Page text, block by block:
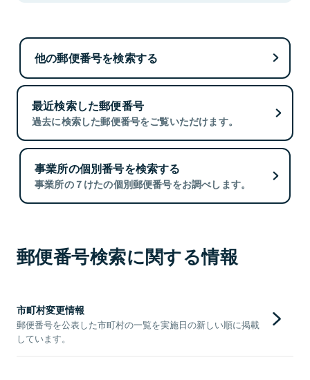
他の郵便番号を検索する
最近検索した郵便番号
過去に検索した郵便番号をご覧いただけます。
事業所の個別番号を検索する
事業所の７けたの個別郵便番号をお調べします。
郵便番号検索に関する情報
市町村変更情報
郵便番号を公表した市町村の一覧を実施日の新しい順に掲載
しています。